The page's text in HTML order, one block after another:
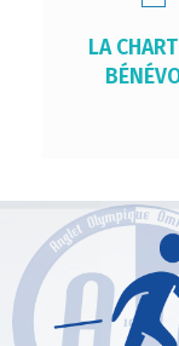
LA